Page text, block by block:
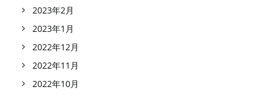
2023年2月
2023年1月
2022年12月
2022年11月
2022年10月